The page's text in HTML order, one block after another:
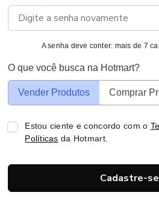
A senha deve conter: mais de 7
O que você busca na Hotmart?
Vender Produtos Comprar
Estou ciente e concordo com o
Políticas da Hotmart.
Cadastre-